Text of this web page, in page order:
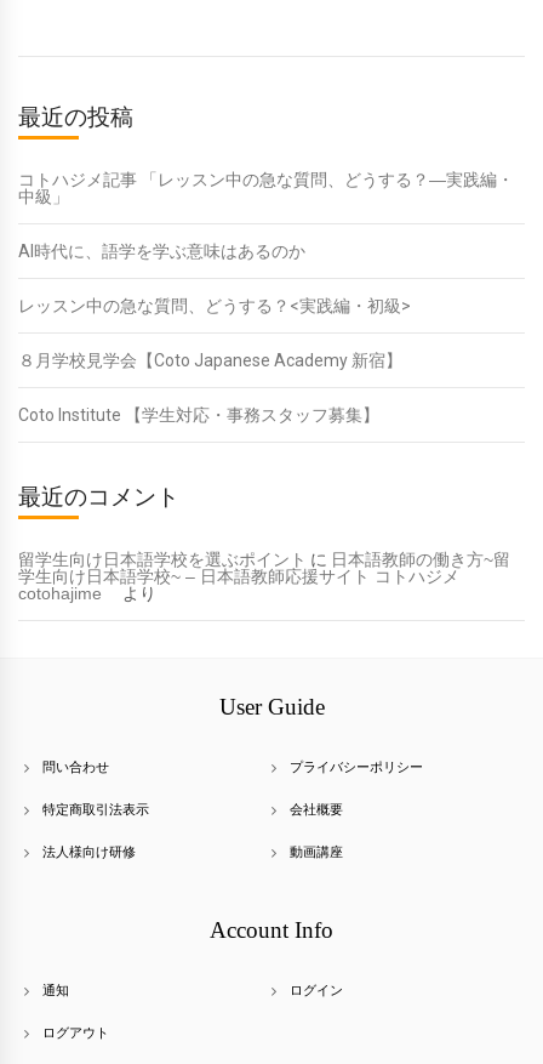
最近の投稿
コトハジメ記事 「レッスン中の急な質問、どうする？―実践編・
中級」
AI時代に、語学を学ぶ意味はあるのか
レッスン中の急な質問、どうする？<実践編・初級>
８月学校見学会【Coto Japanese Academy 新宿】
Coto Institute 【学生対応・事務スタッフ募集】
最近のコメント
留学生向け日本語学校を選ぶポイント に 日本語教師の働き方~留
学生向け日本語学校~ – 日本語教師応援サイト コトハジメ
cotohajime
より
User Guide
問い合わせ プライバシーポリシー
特定商取引法表示 会社概要
法人様向け研修 動画講座
Account Info
通知 ログイン
ログアウト